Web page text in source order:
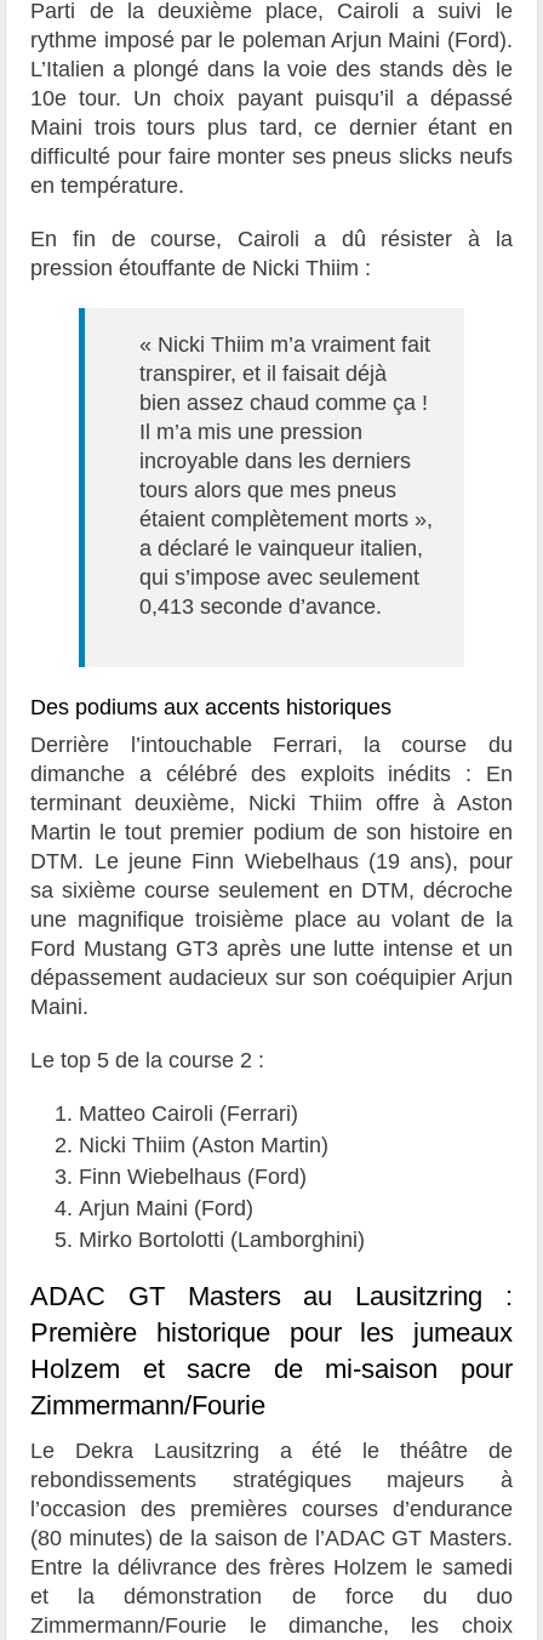
Parti de la deuxième place, Cairoli a suivi le
rythme imposé par le poleman Arjun Maini (Ford).
L’Italien a plongé dans la voie des stands dès le
10e tour. Un choix payant puisqu’il a dépassé
Maini trois tours plus tard, ce dernier étant en
difficulté pour faire monter ses pneus slicks neufs
en température.
En fin de course, Cairoli a dû résister à la
pression étouffante de Nicki Thiim :
« Nicki Thiim m’a vraiment fait
transpirer, et il faisait déjà
bien assez chaud comme ça !
Il m’a mis une pression
incroyable dans les derniers
tours alors que mes pneus
étaient complètement morts »,
a déclaré le vainqueur italien,
qui s’impose avec seulement
0,413 seconde d’avance.
Des podiums aux accents historiques
Derrière l’intouchable Ferrari, la course du
dimanche a célébré des exploits inédits : En
terminant deuxième, Nicki Thiim offre à Aston
Martin le tout premier podium de son histoire en
DTM. Le jeune Finn Wiebelhaus (19 ans), pour
sa sixième course seulement en DTM, décroche
une magnifique troisième place au volant de la
Ford Mustang GT3 après une lutte intense et un
dépassement audacieux sur son coéquipier Arjun
Maini.
Le top 5 de la course 2 :
Matteo Cairoli (Ferrari)
Nicki Thiim (Aston Martin)
Finn Wiebelhaus (Ford)
Arjun Maini (Ford)
Mirko Bortolotti (Lamborghini)
ADAC GT Masters au Lausitzring :
Première historique pour les jumeaux
Holzem et sacre de mi-saison pour
Zimmermann/Fourie
Le Dekra Lausitzring a été le théâtre de
rebondissements stratégiques majeurs à
l’occasion des premières courses d’endurance
(80 minutes) de la saison de l’ADAC GT Masters.
Entre la délivrance des frères Holzem le samedi
et la démonstration de force du duo
Zimmermann/Fourie le dimanche, les choix